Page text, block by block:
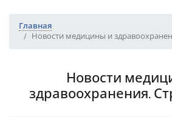
Главная
Новости медицины и
Новости
здравоохранения.